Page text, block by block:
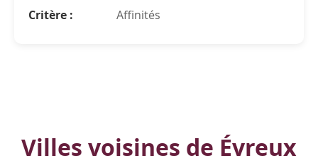
Critère :
Affinités
Villes voisines de Évreux